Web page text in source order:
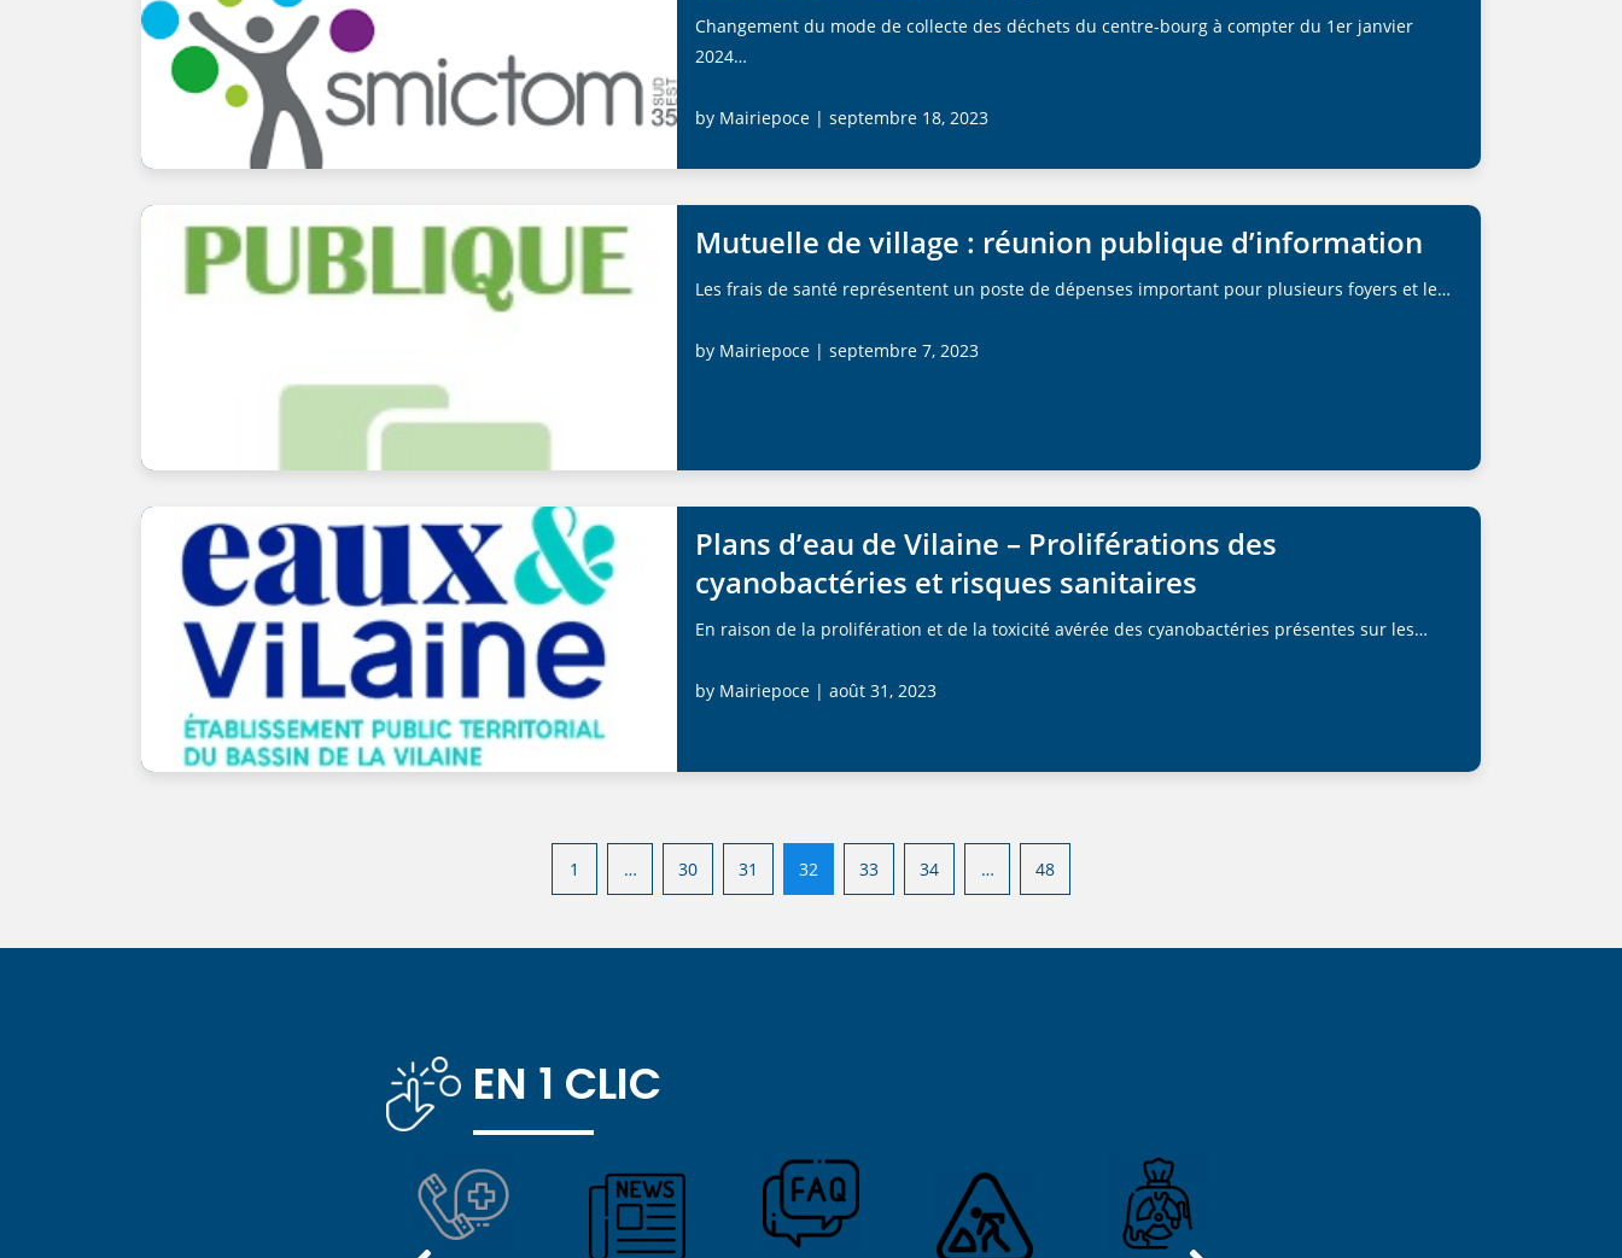
Changement du mode de collecte des déchets du centre-bourg à compter du 1er janvier
2024…
by Mairiepoce | septembre 18, 2023
Mutuelle de village : réunion publique d’information
Les frais de santé représentent un poste de dépenses important pour plusieurs foyers et le…
by Mairiepoce | septembre 7, 2023
Plans d’eau de Vilaine – Proliférations des
cyanobactéries et risques sanitaires
En raison de la prolifération et de la toxicité avérée des cyanobactéries présentes sur les…
by Mairiepoce | août 31, 2023
1 … 30 31 32 33 34 … 48
EN 1 CLIC